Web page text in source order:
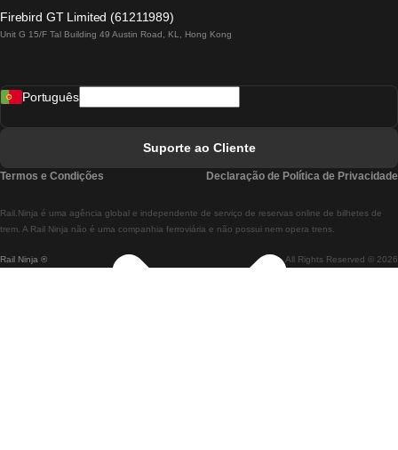
Comboios De Lisboa A Madrid
Comboios De Lisboa A Braga
Comboios De Braga A Lisboa
Firebird GT Limited (61211989)
Unit G 15/F Tal Building 49 Austin Road, KL, Hong Kong
Rail Ninja ® All Rights Reserved © 2026
Rail.Ninja é uma agência global e independente de serviço de reservas online de bilhetes de
trem. A Rail Ninja não é uma companhia ferroviária e não possui nem opera trens.
Português
Suporte ao Cliente
Termos e Condições Declaração de Política de Privacidade